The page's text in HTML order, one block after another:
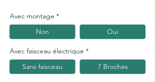
Avec montage *
Non
Oui
Avec faisceau électrique *
Sans faisceau
7 Broches